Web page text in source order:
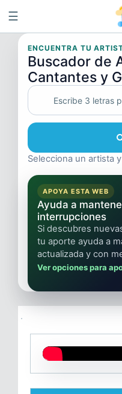
☰
ENCUENTRA TU
Buscador de
Cantantes y
Selecciona un artista
APOYA ESTA WEB
Ayuda a
interrupciones
Si descubres
tu aporte ayuda a
actualizada y con
Ver opciones para